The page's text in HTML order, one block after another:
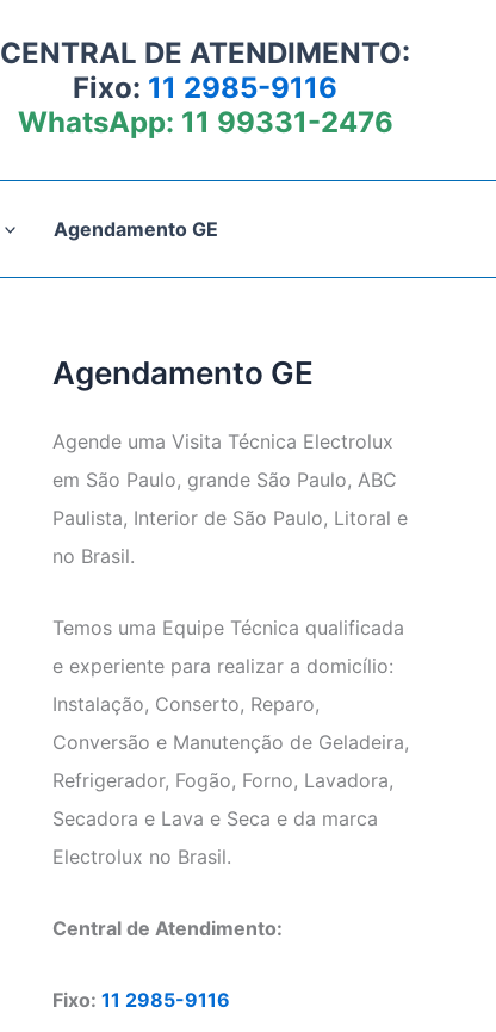
CENTRAL DE ATENDIMENTO:
Fixo: 11 2985-9116
WhatsApp: 11 99331-2476
Agendamento GE
Agendamento GE
Agende uma Visita Técnica Electrolux
em São Paulo, grande São Paulo, ABC
Paulista, Interior de São Paulo, Litoral e
no Brasil.
Temos uma Equipe Técnica qualificada
e experiente para realizar a domicílio:
Instalação, Conserto, Reparo,
Conversão e Manutenção de Geladeira,
Refrigerador, Fogão, Forno, Lavadora,
Secadora e Lava e Seca e da marca
Electrolux no Brasil.
Central de Atendimento:
Fixo: 11 2985-9116